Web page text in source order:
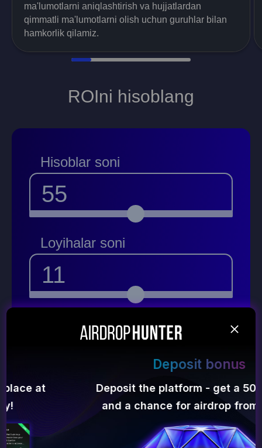
ma'lumotlarni aniqlashtirish va hujjatlardan
qimmatli ma'lumotlarni olish uchun guruhlar bilan
hamkorlik qilamiz.
ROIni hisoblang
Hisoblar soni
55
Loyihalar soni
11
Qaytarilish
Hisob xarajatlari ~
78 650$
Deposit bonus
Deposit the platform - get a 50% bonus
and a chance for airdrop from $1000!